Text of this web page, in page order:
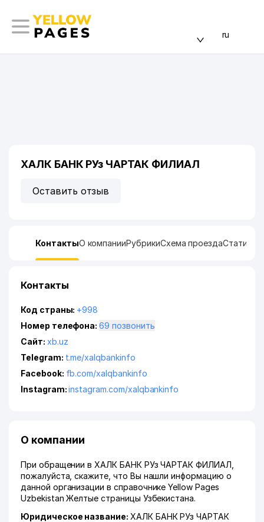
ru
ХАЛК БАНК РУз ЧАРТАК ФИЛИАЛ
Оставить отзыв
КонтактыО компанииРубрикиСхема проезда
Контакты
Код страны: +998
Номер телефона:
69 позвонить
Сайт: xb.uz
Telegram: t.me/xalqbankinfo
Facebook: fb.com/xalqbankinfo
Instagram:instagram.com/xalqbankinfo
О компании
При обращении в ХАЛК БАНК РУз ЧАРТАК ФИЛИАЛ,
пожалуйста, скажите, что Вы нашли информацию о
данной организации в справочнике Yellow Pages
Uzbekistan Желтые страницы Узбекистана.
Юридическое название: ХАЛК БАНК РУз ЧАРТАК